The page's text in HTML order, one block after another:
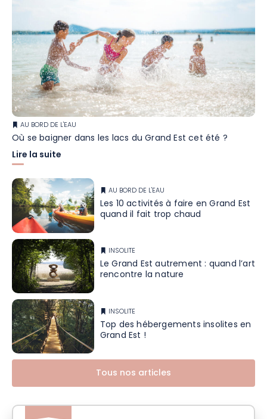
AU BORD DE L'EAU
Où se baigner dans les lacs du Grand Est cet été ?
Lire la suite
AU BORD DE L'EAU
Les 10 activités à faire en Grand Est
quand il fait trop chaud
INSOLITE
Le Grand Est autrement : quand l’art
rencontre la nature
INSOLITE
Top des hébergements insolites en
Grand Est !
Tous nos articles